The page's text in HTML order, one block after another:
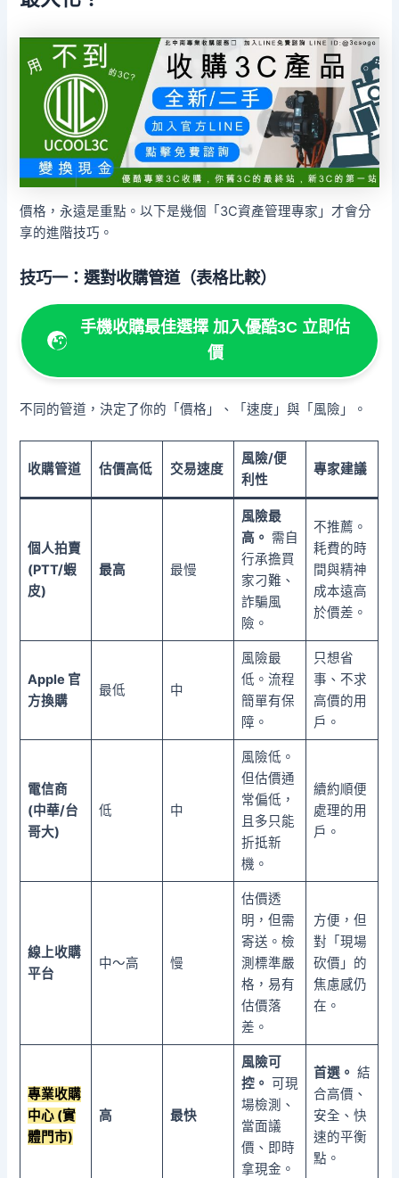
價格，永遠是重點。以下是幾個「3C資產管理專家」才會分
享的進階技巧。
技巧一：選對收購管道（表格比較）
手機收購最佳選擇 加入優酷3C 立即估
價
不同的管道，決定了你的「價格」、「速度」與「風險」。
收購管道 估價高低 交易速度
風險/便
利性
專家建議
個人拍賣
(PTT/蝦
皮)
最高 最慢
風險最
高。 需自
行承擔買
家刁難、
詐騙風
險。
不推薦。
耗費的時
間與精神
成本遠高
於價差。
Apple 官
方換購
最低 中
風險最
低。流程
簡單有保
障。
只想省
事、不求
高價的用
戶。
電信商
(中華/台
哥大)
低 中
風險低。
但估價通
常偏低，
且多只能
折抵新
機。
續約順便
處理的用
戶。
線上收購
平台
中～高 慢
估價透
明，但需
寄送。檢
測標準嚴
格，易有
估價落
差。
方便，但
對「現場
砍價」的
焦慮感仍
在。
專業收購
中心 (實
體門市)
高 最快
風險可
控。 可現
場檢測、
當面議
價、即時
拿現金。
首選。 結
合高價、
安全、快
速的平衡
點。